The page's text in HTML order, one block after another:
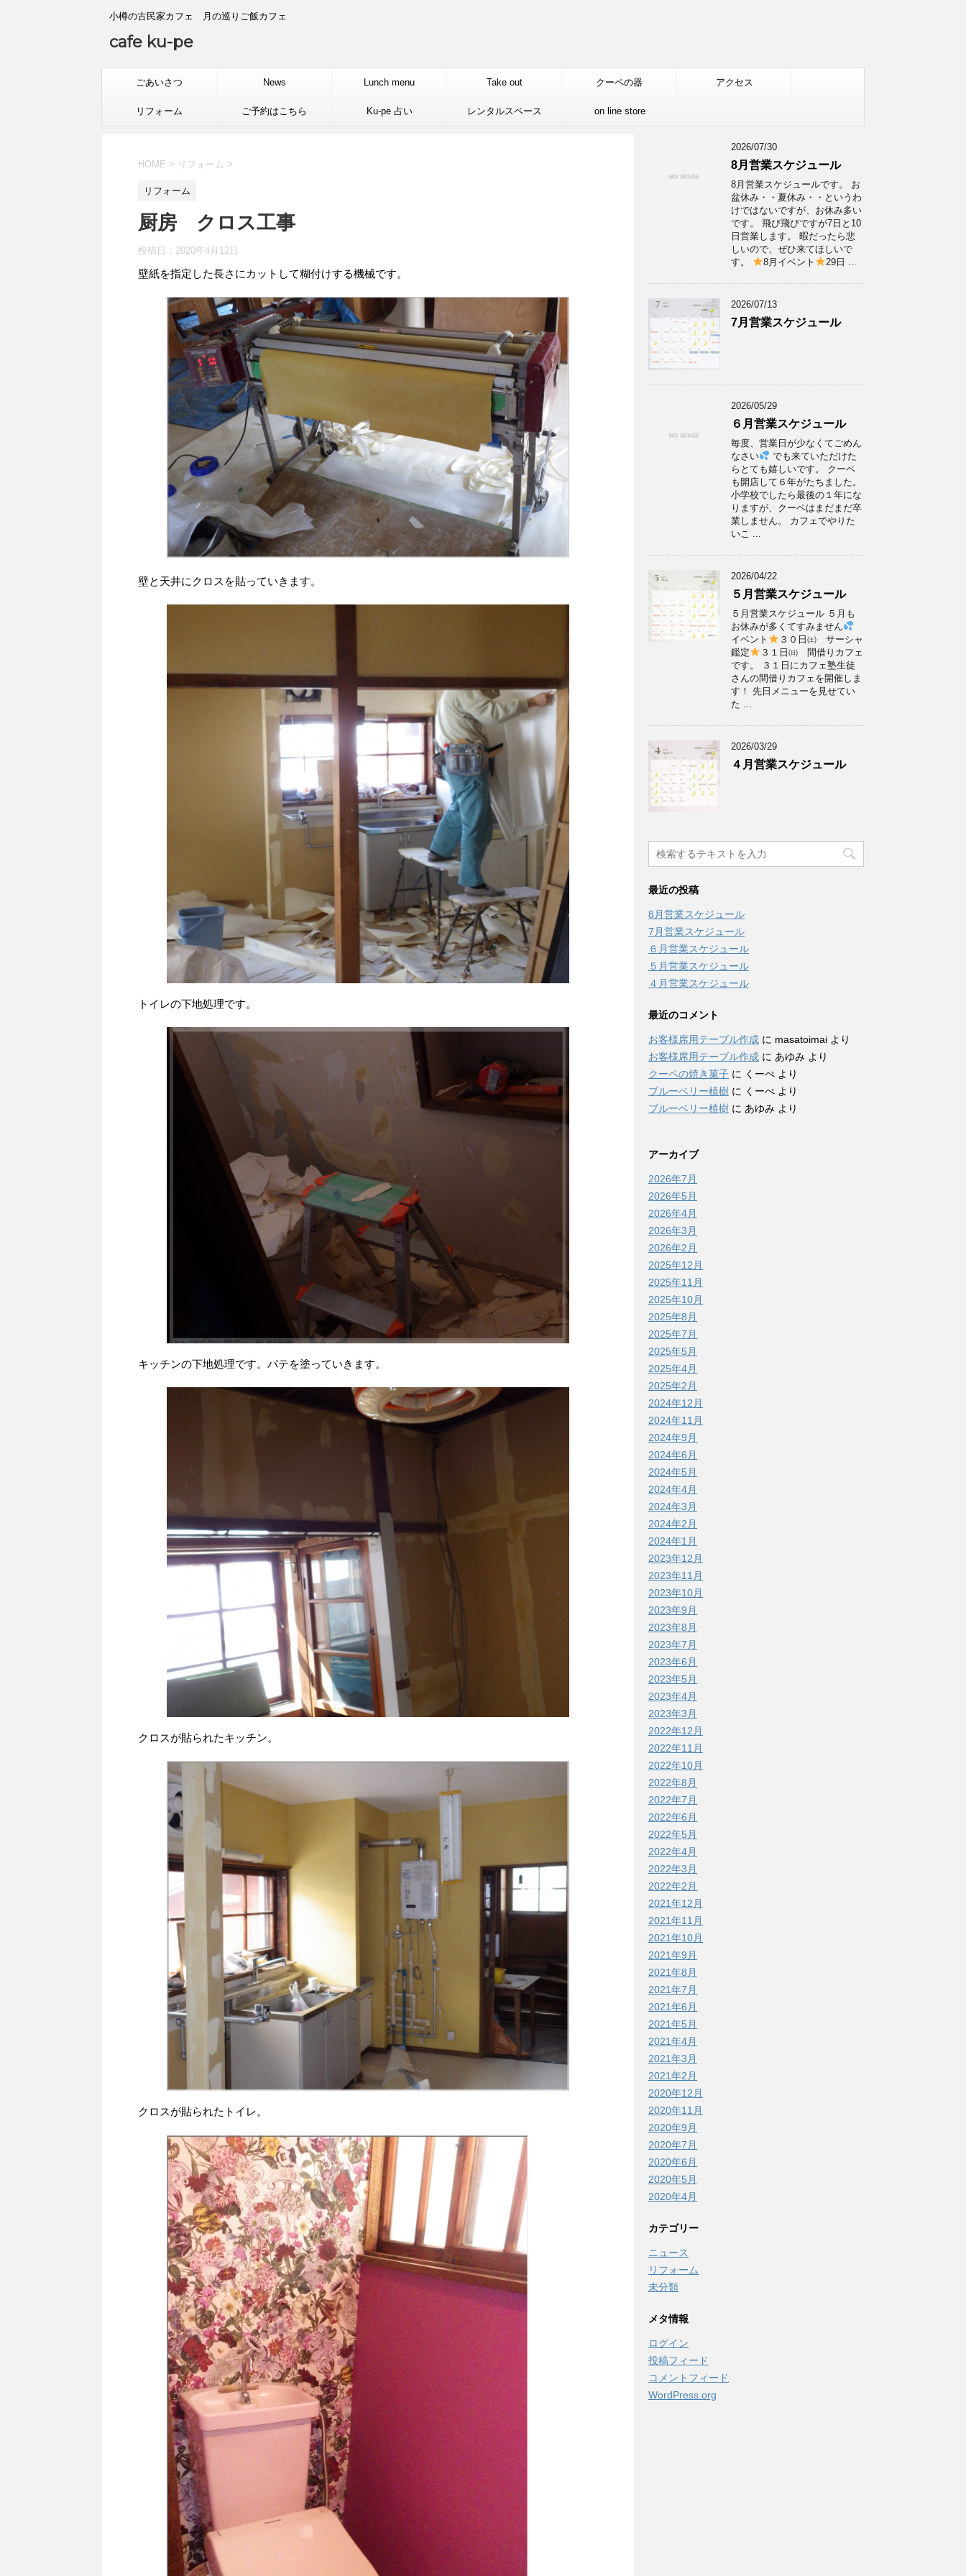
小樽の古民家カフェ 月の巡りご飯カフェ
cafe ku-pe
ごあいさつ News Lunch menu Take out クーペの器 アクセス
リフォーム ご予約はこちら Ku-pe 占い レンタルスペース on line store
HOME > リフォーム >
リフォーム
厨房 クロス工事
投稿日： 2020年4月12日
壁紙を指定した長さにカットして糊付けする機械です。
壁と天井にクロスを貼っていきます。
トイレの下地処理です。
キッチンの下地処理です。パテを塗っていきます。
クロスが貼られたキッチン。
クロスが貼られたトイレ。
2026/07/30
8月営業スケジュール
8月営業スケジュールです。 お
盆休み・・夏休み・・というわ
けではないですが、お休み多い
です。 飛び飛びですが7日と10
日営業します。 暇だったら悲
しいので、ぜひ来てほしいで
す。
8月イベント 29日 ...
2026/07/13
7月営業スケジュール
2026/05/29
６月営業スケジュール
毎度、営業日が少なくてごめん
なさい
でも来ていただけた
らとても嬉しいです。 クーペ
も開店して６年がたちました。
小学校でしたら最後の１年にな
りますが、クーペはまだまだ卒
業しません。 カフェでやりた
いこ ...
2026/04/22
５月営業スケジュール
５月営業スケジュール ５月も
お休みが多くてすみません
イベント
３０日㈯ サーシャ
鑑定
３１日㈰ 間借りカフェ
です。 ３１日にカフェ塾生徒
さんの間借りカフェを開催しま
す！ 先日メニューを見せてい
た ...
2026/03/29
４月営業スケジュール
最近の投稿
8月営業スケジュール
7月営業スケジュール
６月営業スケジュール
５月営業スケジュール
４月営業スケジュール
最近のコメント
お客様席用テーブル作成 に masatoimai より
お客様席用テーブル作成 に あゆみ より
クーペの焼き菓子 に くーぺ より
ブルーベリー植樹 に くーぺ より
ブルーベリー植樹 に あゆみ より
アーカイブ
2026年7月
2026年5月
2026年4月
2026年3月
2026年2月
2025年12月
2025年11月
2025年10月
2025年8月
2025年7月
2025年5月
2025年4月
2025年2月
2024年12月
2024年11月
2024年9月
2024年6月
2024年5月
2024年4月
2024年3月
2024年2月
2024年1月
2023年12月
2023年11月
2023年10月
2023年9月
2023年8月
2023年7月
2023年6月
2023年5月
2023年4月
2023年3月
2022年12月
2022年11月
2022年10月
2022年8月
2022年7月
2022年6月
2022年5月
2022年4月
2022年3月
2022年2月
2021年12月
2021年11月
2021年10月
2021年9月
2021年8月
2021年7月
2021年6月
2021年5月
2021年4月
2021年3月
2021年2月
2020年12月
2020年11月
2020年9月
2020年7月
2020年6月
2020年5月
2020年4月
カテゴリー
ニュース
リフォーム
未分類
メタ情報
ログイン
投稿フィード
コメントフィード
WordPress.org